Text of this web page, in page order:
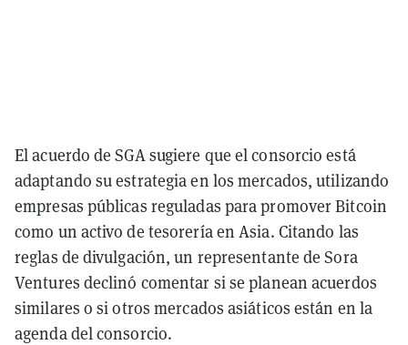
El acuerdo de SGA sugiere que el consorcio está
adaptando su estrategia en los mercados, utilizando
empresas públicas reguladas para promover Bitcoin
como un activo de tesorería en Asia. Citando las
reglas de divulgación, un representante de Sora
Ventures declinó comentar si se planean acuerdos
similares o si otros mercados asiáticos están en la
agenda del consorcio.